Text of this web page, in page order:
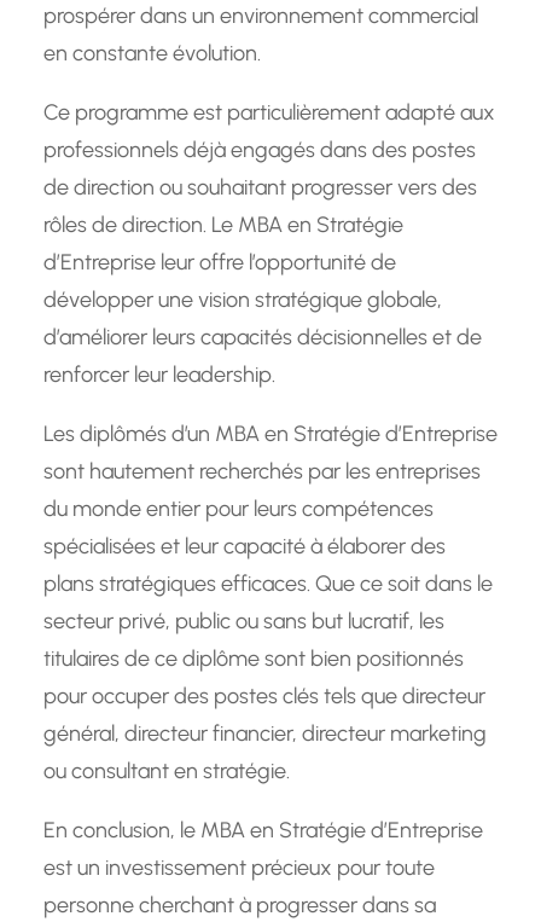
prospérer dans un environnement commercial
en constante évolution.
Ce programme est particulièrement adapté aux
professionnels déjà engagés dans des postes
de direction ou souhaitant progresser vers des
rôles de direction. Le MBA en Stratégie
d’Entreprise leur offre l’opportunité de
développer une vision stratégique globale,
d’améliorer leurs capacités décisionnelles et de
renforcer leur leadership.
Les diplômés d’un MBA en Stratégie d’Entreprise
sont hautement recherchés par les entreprises
du monde entier pour leurs compétences
spécialisées et leur capacité à élaborer des
plans stratégiques efficaces. Que ce soit dans le
secteur privé, public ou sans but lucratif, les
titulaires de ce diplôme sont bien positionnés
pour occuper des postes clés tels que directeur
général, directeur financier, directeur marketing
ou consultant en stratégie.
En conclusion, le MBA en Stratégie d’Entreprise
est un investissement précieux pour toute
personne cherchant à progresser dans sa